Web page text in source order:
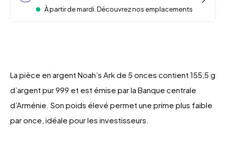
À partir de mardi. Découvrez nos emplacements
La pièce en argent Noah’s Ark de 5 onces contient 155,5 g
d’argent pur 999 et est émise par la Banque centrale
d’Arménie. Son poids élevé permet une prime plus faible
par once, idéale pour les investisseurs.